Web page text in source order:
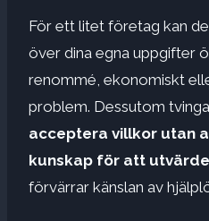
För ett litet företag kan
över dina egna uppgifter
renommé, ekonomiskt
problem. Dessutom
acceptera villkor utan
kunskap för att
förvärrar känslan av